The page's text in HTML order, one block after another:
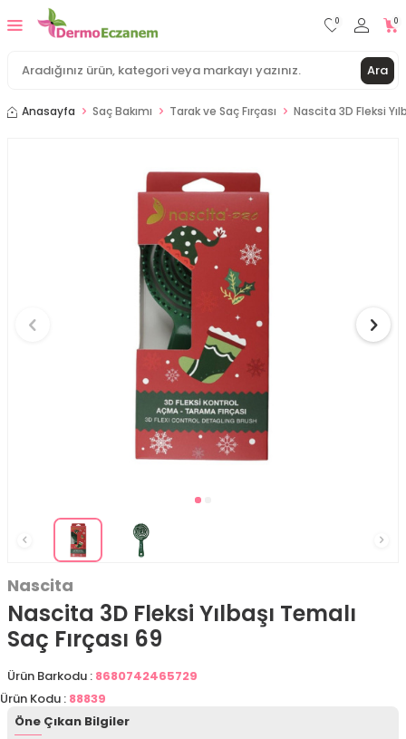
Ara
0 0
Anasayfa Saç Bakımı Tarak ve Saç Fırçası Nascita 3D Fleksi
Nascita
Nascita 3D Fleksi Yılbaşı Temalı
Saç Fırçası 69
Ürün Barkodu : 8680742465729
Ürün Kodu : 88839
Öne Çıkan Bilgiler